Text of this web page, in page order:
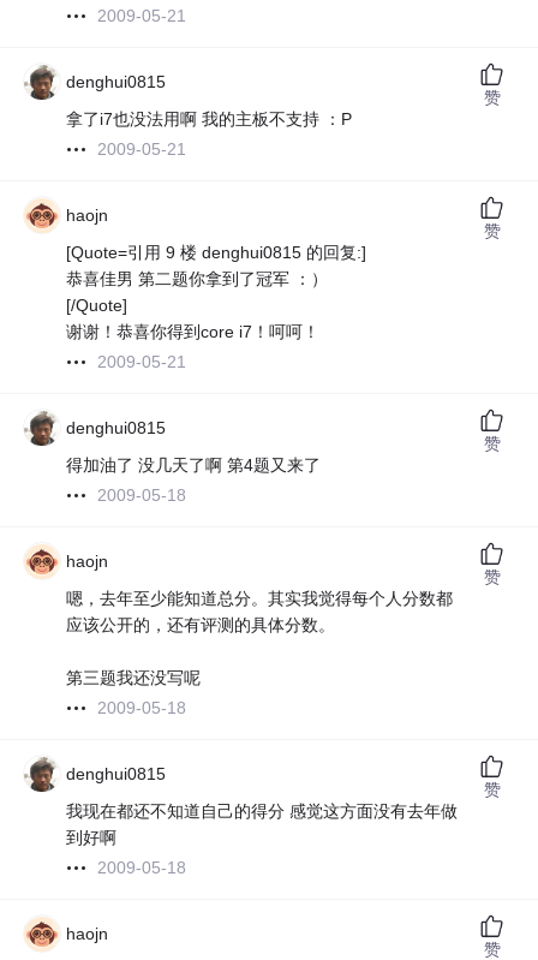
2009-05-21
denghui0815
拿了i7也没法用啊 我的主板不支持 ：P
2009-05-21
赞
haojn
[Quote=引用 9 楼 denghui0815 的回复:]
恭喜佳男 第二题你拿到了冠军 ：）
[/Quote]
谢谢！恭喜你得到core i7！呵呵！
2009-05-21
赞
denghui0815
得加油了 没几天了啊 第4题又来了
2009-05-18
赞
haojn
嗯，去年至少能知道总分。其实我觉得每个人分数都
应该公开的，还有评测的具体分数。
第三题我还没写呢
2009-05-18
赞
denghui0815
我现在都还不知道自己的得分 感觉这方面没有去年做
到好啊
2009-05-18
赞
haojn
赞